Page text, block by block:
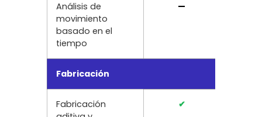
Análisis de
movimiento
basado en el
tiempo
—
Fabricación
Fabricación
✔